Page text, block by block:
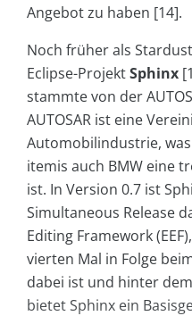
Angebot zu haben [14].
Noch früher als
Eclipse-ProjektSphinx
stammte von der
AUTOSAR ist eine
Automobilindustrie,
itemis auch BMW eine
ist. In Version 0.7 ist
Simultaneous Release
Editing Framework
vierten Mal in Folge
dabei ist und hinter
bietet Sphinx ein